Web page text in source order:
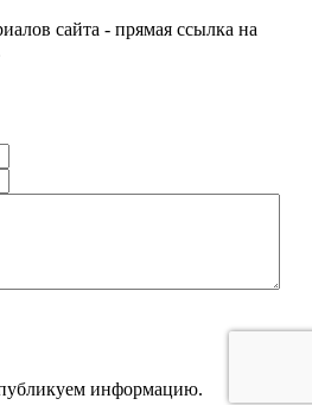
сайта - прямая ссылка на
информацию.